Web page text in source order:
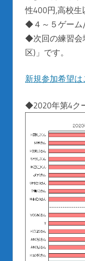
性400円,高校生
◆４～５ゲーム
◆次回の練習会
区)」です。
新規参加希望は
◆2020年第4ク